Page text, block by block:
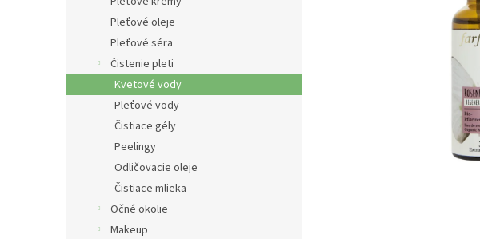
Pleťové oleje
Pleťové séra
Čistenie pleti
Kvetové vody
Pleťové vody
Čistiace gély
Peelingy
Odličovacie oleje
Čistiace mlieka
Očné okolie
Makeup